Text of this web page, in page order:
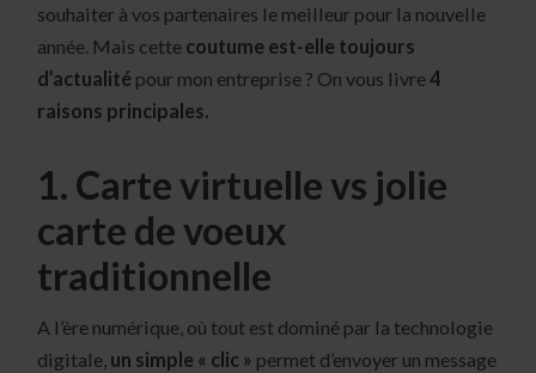
souhaiter à vos partenaires le meilleur pour la nouvelle
année. Mais cette coutume est-elle toujours
d’actualité pour mon entreprise ? On vous livre4
raisons principales.
1. Carte virtuelle vs jolie
carte de voeux
traditionnelle
A l’ère numérique, où tout est dominé par la technologie
digitale, un simple « clic » permet d’envoyer un message